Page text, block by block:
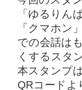
「ゆるりん
「クマホン
での会話は
くするスタ
本スタンプ
QRコードよ